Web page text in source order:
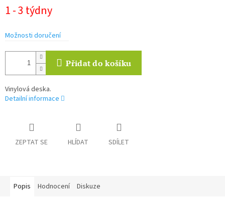
cena:
1 - 3 týdny
Možnosti doručení
Přidat do košíku
Vinylová deska.
Detailní informace
ZEPTAT SE HLÍDAT SDÍLET
Popis Hodnocení Diskuze